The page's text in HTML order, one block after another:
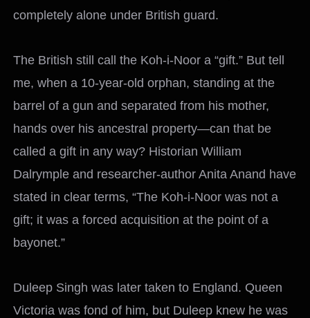
completely alone under British guard.
The British still call the Koh-i-Noor a “gift.” But tell
me, when a 10-year-old orphan, standing at the
barrel of a gun and separated from his mother,
hands over his ancestral property—can that be
called a gift in any way? Historian William
Dalrymple and researcher-author Anita Anand have
stated in clear terms, “The Koh-i-Noor was not a
gift; it was a forced acquisition at the point of a
bayonet.”
Duleep Singh was later taken to England. Queen
Victoria was fond of him, but Duleep knew he was